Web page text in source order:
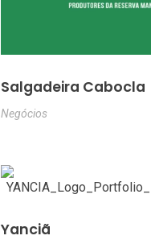
Salgadeira Cabocla
Negócios
Yanciã